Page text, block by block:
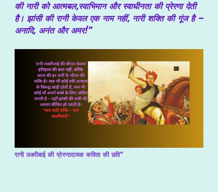
की नारी को आत्मबल,स्वाभिमान और स्वाधीनता की प्रेरणा देती
है। झांसी की रानी केवल एक नाम नहीं, नारी शक्ति की गूंज है –
अनादि, अनंत और अमर!”
रानी लक्ष्मीबाई की प्रेरणादायक कविता की छवि”